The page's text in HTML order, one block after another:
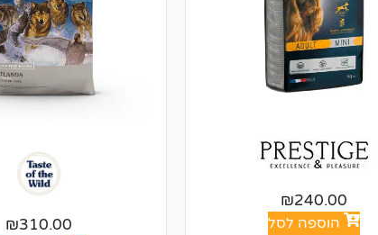
₪240.00
הוספה לסל ₪310.00